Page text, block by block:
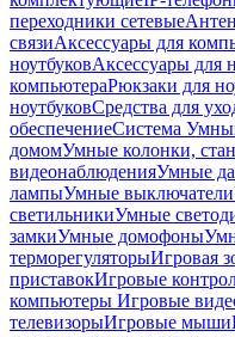
переходники сетевые
связиАксессуары для
ноутбуковАксессуары для
компьютераРюкзаки для
ноутбуковСредства для
обеспечениеСистема
домомУмные колонки,
видеонаблюденияУмные
лампыУмные выключатели
светильникиУмные
замкиУмные домофоны
терморегуляторыИгровая
приставокИгровые
компьютеры Игровые
телевизорыИгровые мыши